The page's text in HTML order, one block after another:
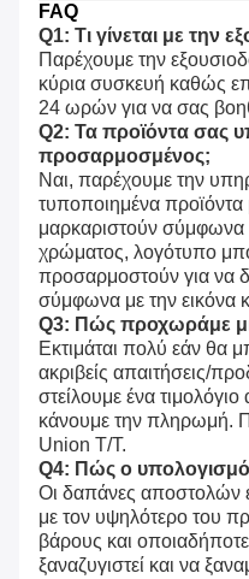
FAQ
Q1: Τι γίνεται με την
Παρέχουμε την
κύρια συσκευή καθώς
24 ωρών για να σας
Q2: Τα προϊόντα σας
προσαρμοσμένος;
Ναι, παρέχουμε την
τυποποιημένα
μαρκαριστούν σύμφωνα
χρώματος, λογότυπο
προσαρμοστούν για να
σύμφωνα με την εικόνα
Q3: Πώς προχωράμε
Εκτιμάται πολύ εάν θα
ακριβείς απαιτήσεις/
στείλουμε ένα
κάνουμε την πληρωμή.
Union T/T.
Q4: Πώς ο
Οι δαπάνες αποστολών
με τον υψηλότερο του
βάρους και
ξαναζυγιστεί και να